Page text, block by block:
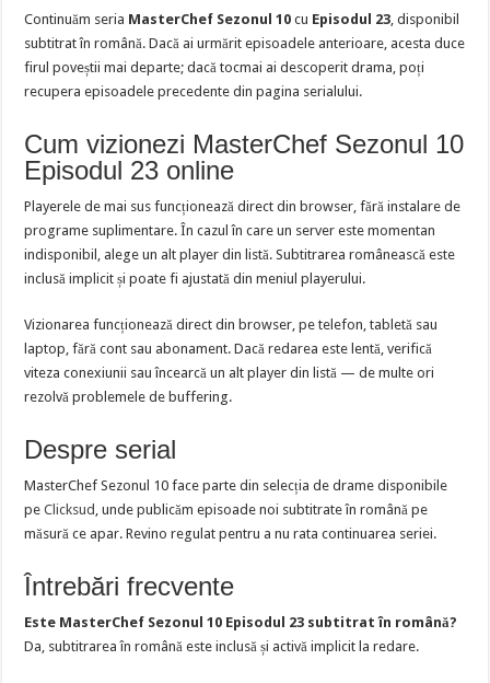
Continuăm seria MasterChef Sezonul 10 cu Episodul 23, disponibil
subtitrat în română. Dacă ai urmărit episoadele anterioare, acesta duce
firul poveștii mai departe; dacă tocmai ai descoperit drama, poți
recupera episoadele precedente din pagina serialului.
Cum vizionezi MasterChef Sezonul 10
Episodul 23 online
Playerele de mai sus funcționează direct din browser, fără instalare de
programe suplimentare. În cazul în care un server este momentan
indisponibil, alege un alt player din listă. Subtitrarea românească este
inclusă implicit și poate fi ajustată din meniul playerului.
Vizionarea funcționează direct din browser, pe telefon, tabletă sau
laptop, fără cont sau abonament. Dacă redarea este lentă, verifică
viteza conexiunii sau încearcă un alt player din listă — de multe ori
rezolvă problemele de buffering.
Despre serial
MasterChef Sezonul 10 face parte din selecția de drame disponibile
peClicksud , unde publicăm episoade noi subtitrate în română pe
măsură ce apar. Revino regulat pentru a nu rata continuarea seriei.
Întrebări frecvente
Este MasterChef Sezonul 10 Episodul 23 subtitrat în română?
Da, subtitrarea în română este inclusă și activă implicit la redare.